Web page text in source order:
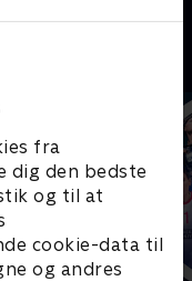
fra
dig den bedste
og til at
cookie-data til
og andres